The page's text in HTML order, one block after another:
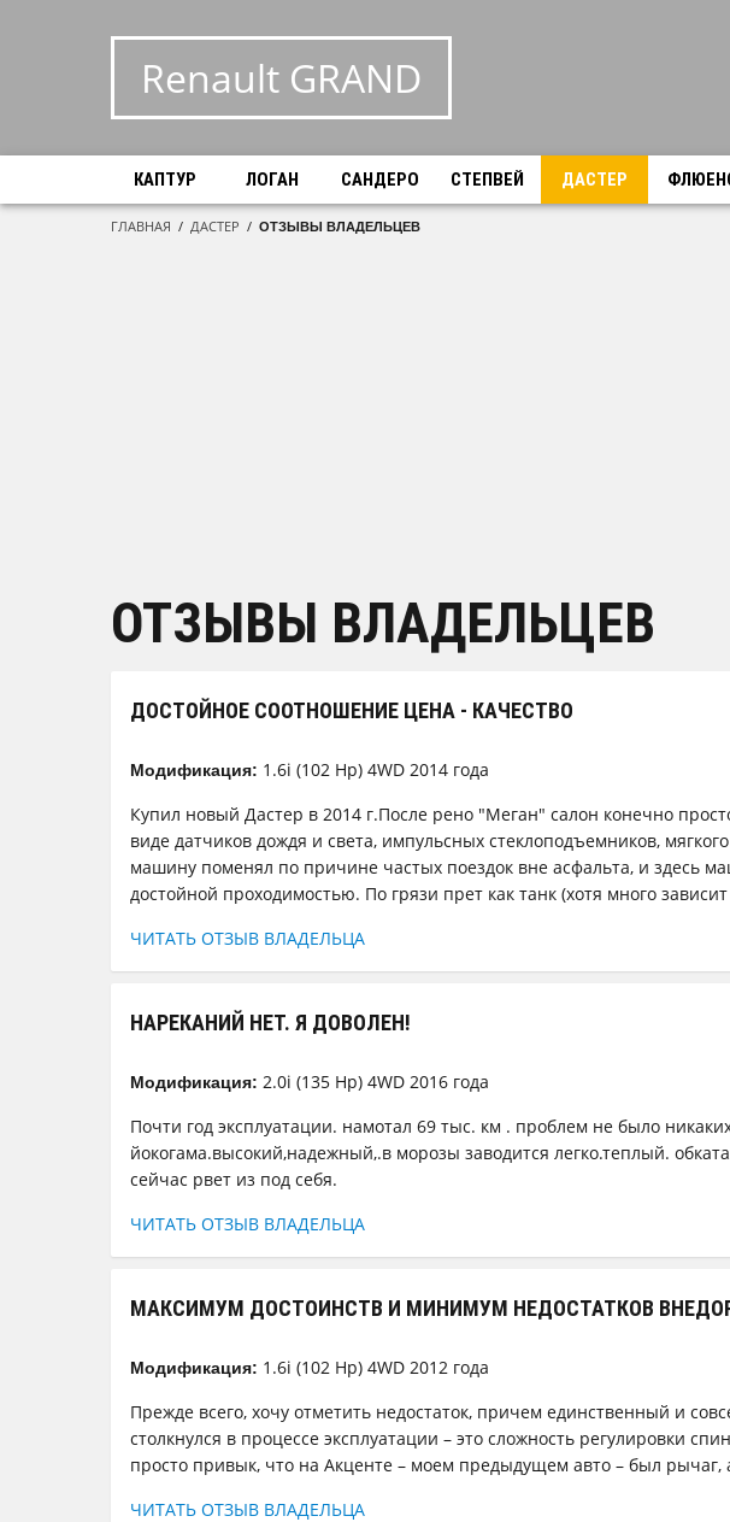
Renault GRAND
КАПТУР ЛОГАН САНДЕРО СТЕПВЕЙ ДАСТЕР
ГЛАВНАЯ / ДАСТЕР / ОТЗЫВЫ ВЛАДЕЛЬЦЕВ
ОТЗЫВЫ ВЛАДЕЛЬЦЕВ
ДОСТОЙНОЕ СООТНОШЕНИЕ ЦЕНА - КАЧЕСТВО
Модификация: 1.6i (102 Hp) 4WD 2014 года
Купил новый Дастер в 2014 г.После рено "Меган" салон конечно
виде датчиков дождя и света, импульсных стеклоподъемников,
машину поменял по причине частых поездок вне асфальта, и здесь
достойной проходимостью. По грязи прет как танк (хотя много
ЧИТАТЬ ОТЗЫВ ВЛАДЕЛЬЦА
НАРЕКАНИЙ НЕТ. Я ДОВОЛЕН!
Модификация: 2.0i (135 Hp) 4WD 2016 года
Почти год эксплуатации. намотал 69 тыс. км . проблем не было
йокогама.высокий,надежный,.в морозы заводится легко.теплый.
сейчас рвет из под себя.
ЧИТАТЬ ОТЗЫВ ВЛАДЕЛЬЦА
МАКСИМУМ ДОСТОИНСТВ И МИНИМУМ НЕДОСТАТКОВ
Модификация: 1.6i (102 Hp) 4WD 2012 года
Прежде всего, хочу отметить недостаток, причем единственный и
столкнулся в процессе эксплуатации – это сложность регулировки
просто привык, что на Акценте – моем предыдущем авто – был рычаг,
ЧИТАТЬ ОТЗЫВ ВЛАДЕЛЬЦА